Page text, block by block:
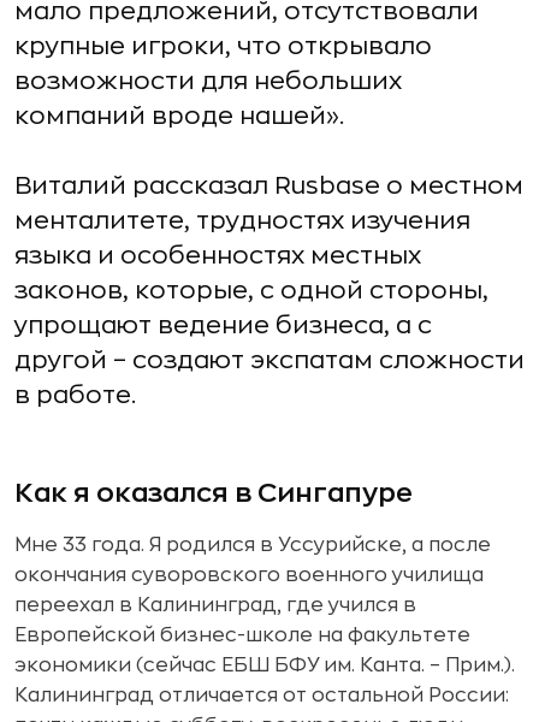
мало предложений, отсутствовали
крупные игроки, что открывало
возможности для небольших
компаний вроде нашей».
Виталий рассказал Rusbase о местном
менталитете, трудностях изучения
языка и особенностях местных
законов, которые, с одной стороны,
упрощают ведение бизнеса, а с
другой – создают экспатам сложности
в работе.
Как я оказался в Сингапуре
Мне 33 года. Я родился в Уссурийске, а после
окончания суворовского военного училища
переехал в Калининград, где учился в
Европейской бизнес-школе на факультете
экономики (сейчас ЕБШ БФУ им. Канта. – Прим.).
Калининград отличается от остальной России: